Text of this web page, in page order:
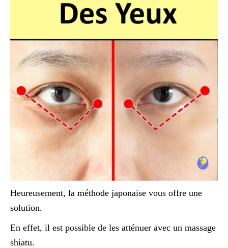
Heureusement, la méthode japonaise vous offre une
solution.
En effet, il est possible de les atténuer avec un massage
shiatu.